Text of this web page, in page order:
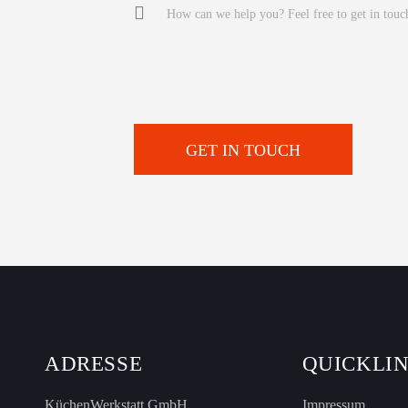
ADRESSE
KüchenWerkstatt GmbH Impressum